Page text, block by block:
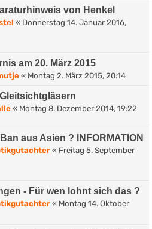
von Henkel
« Donnerstag 14. Januar 2016,
am 20. März 2015
« Montag 2. März 2015, 20:14
« Montag 8. Dezember 2014, 19:22
aus Asien ? INFORMATION
« Freitag 5. September
- Für wen lohnt sich das ?
« Montag 14. Oktober